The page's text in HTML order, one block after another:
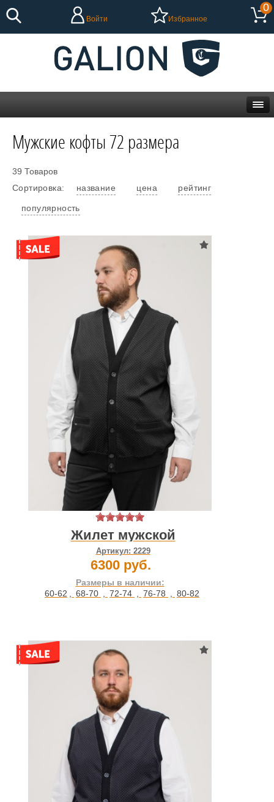
Войти Избранное
0
Мужские кофты 72 размера
Сортировка: название цена рейтинг
популярность
39 Товаров
Жилет мужской
Артикул: 2229
6300 руб.
Размеры в наличии:
60-62 , 68-70 , 72-74 , 76-78 , 80-82